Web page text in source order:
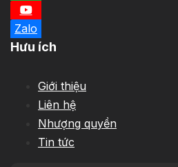
Zalo
Hưu ích
Giới thiệu
Liên hệ
Nhượng quyền
Tin tức